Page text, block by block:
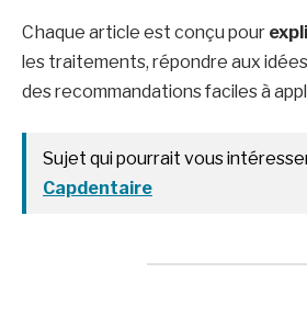
Chaque article est conçu pour
les traitements, répondre aux
des recommandations faciles à
Sujet qui pourrait vous
Capdentaire